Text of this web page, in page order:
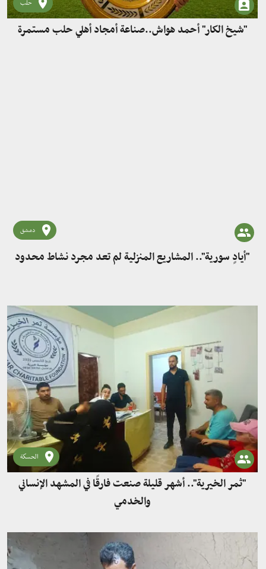
حلب
"شيخ الكار" أحمد هواش..صناعة أمجاد أهلي حلب مستمرة
دمشق
"أيادٍ سورية".. المشاريع المنزلية لم تعد مجرد نشاط محدود
الحسكة
"ثمر الخيرية".. أشهر قليلة صنعت فارقًا في المشهد الإنساني
والخدمي